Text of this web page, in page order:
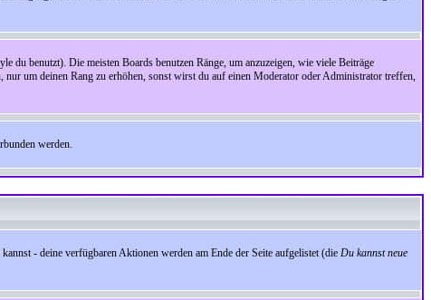
du benutzt). Die meisten Boards benutzen Ränge, um anzuzeigen, wie viele Beiträge
um deinen Rang zu erhöhen, sonst wirst du auf einen Moderator oder Administrator treffen,
werden.
- deine verfügbaren Aktionen werden am Ende der Seite aufgelistet (die Du kannst neue